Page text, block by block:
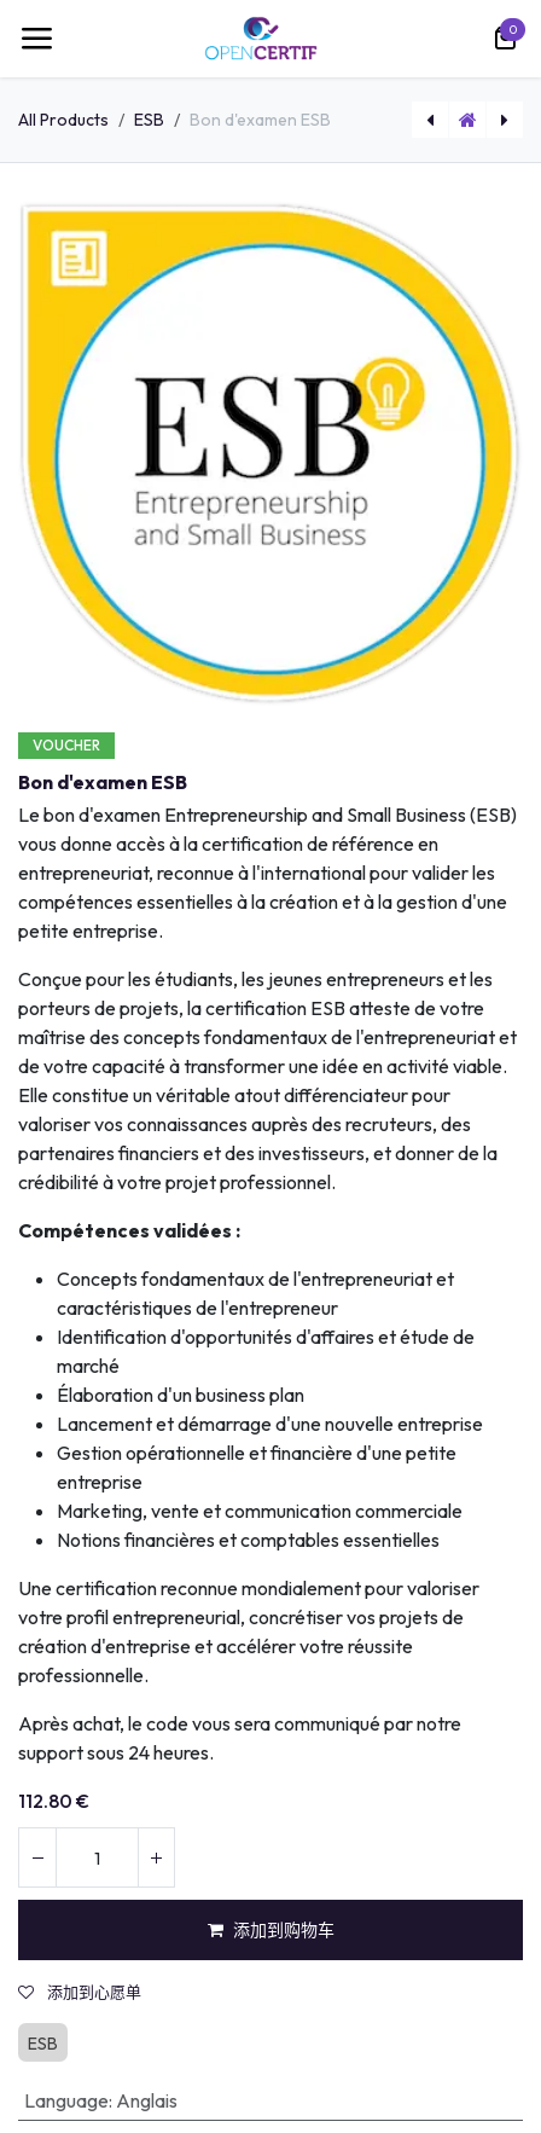
0
All Products ESB Bon d'examen ESB
VOUCHER
Bon d'examen ESB
Le bon d'examen Entrepreneurship and Small Business (ESB)
vous donne accès à la certification de référence en
entrepreneuriat, reconnue à l'international pour valider les
compétences essentielles à la création et à la gestion d'une
petite entreprise.
Conçue pour les étudiants, les jeunes entrepreneurs et les
porteurs de projets, la certification ESB atteste de votre
maîtrise des concepts fondamentaux de l'entrepreneuriat et
de votre capacité à transformer une idée en activité viable.
Elle constitue un véritable atout différenciateur pour
valoriser vos connaissances auprès des recruteurs, des
partenaires financiers et des investisseurs, et donner de la
crédibilité à votre projet professionnel.
Compétences validées :
Concepts fondamentaux de l'entrepreneuriat et
caractéristiques de l'entrepreneur
Identification d'opportunités d'affaires et étude de
marché
Élaboration d'un business plan
Lancement et démarrage d'une nouvelle entreprise
Gestion opérationnelle et financière d'une petite
entreprise
Marketing, vente et communication commerciale
Notions financières et comptables essentielles
Une certification reconnue mondialement pour valoriser
votre profil entrepreneurial, concrétiser vos projets de
création d'entreprise et accélérer votre réussite
professionnelle.
Après achat, le code vous sera communiqué par notre
support sous 24 heures.
112.80 €
添加到购物车
添加到心愿单
ESB
Language: Anglais